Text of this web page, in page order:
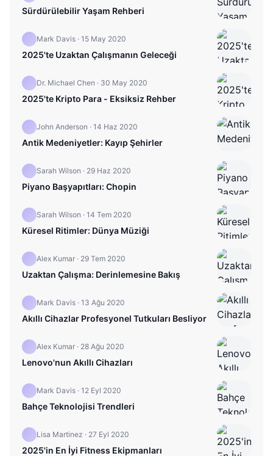
Sürdürülebilir Yaşam Rehberi
Mark Davis · 15 May 2020
2025'te Uzaktan Çalışmanın Geleceği
Dr. Michael Chen · 30 May 2020
2025'te Kripto Para - Eksiksiz Rehber
John Anderson · 14 Haz 2020
Antik Medeniyetler: Kayıp Şehirler
Sarah Wilson · 29 Haz 2020
Piyano Başyapıtları: Chopin
Sarah Wilson · 14 Tem 2020
Küresel Ritimler: Dünya Müziği
Alex Kumar · 29 Tem 2020
Uzaktan Çalışma: Derinlemesine Bakış
Mark Davis · 13 Ağu 2020
Akıllı Cihazlar Profesyonel Tutkuları Besliyor
Alex Kumar · 28 Ağu 2020
Lenovo'nun Akıllı Cihazları
Mark Davis · 12 Eyl 2020
Bahçe Teknolojisi Trendleri
Lisa Martinez · 27 Eyl 2020
2025'in En İyi Fitness Ekipmanları